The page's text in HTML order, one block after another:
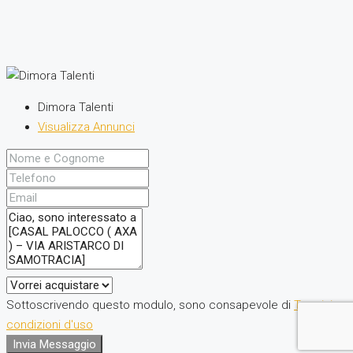
Dimora Talenti
Visualizza Annunci
Sottoscrivendo questo modulo, sono consapevole di Termini e
condizioni d'uso
Invia Messaggio